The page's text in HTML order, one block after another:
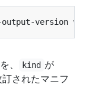
、 kind が
訂されたマニフ